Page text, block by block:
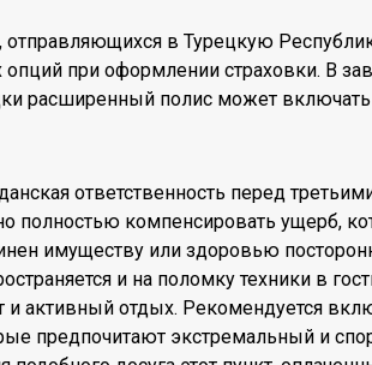
отправляющихся в Турецкую
опций при оформлении страховки. В
расширенный полис может
ответственность перед
полностью компенсировать ущерб,
имуществу или здоровью
и на поломку техники в
и активный отдых. Рекомендуется
предпочитают экстремальный и